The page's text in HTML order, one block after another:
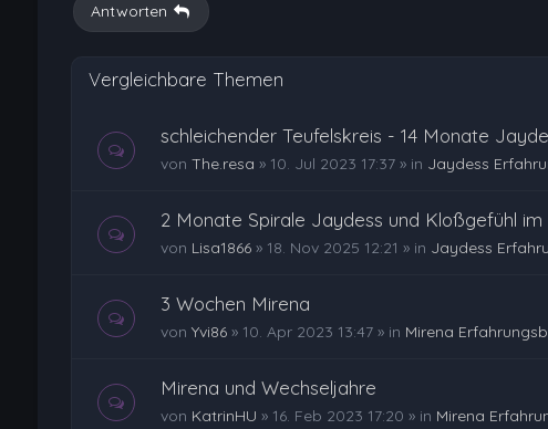
Antworten
Vergleichbare Themen
schleichender Teufelskreis - 14 Monate
von The.resa » 10. Jul 2023 17:37» in Jaydess
2 Monate Spirale Jaydess und Kloßgefühl im
von Lisa1866» 18. Nov 2025 12:21 » in Jaydess
3 Wochen Mirena
von Yvi86» 10. Apr 2023 13:47» in Mirena
Mirena und Wechseljahre
von KatrinHU » 16. Feb 2023 17:20 » in Mirena